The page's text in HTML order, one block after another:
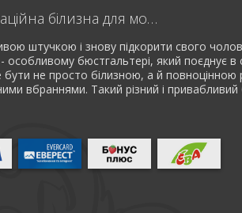
Бралетт – провокаційна білизна для модниць
штучкою і знову підкорити свого
- особливому бюстгальтері, який поєднує в
не просто білизною, а й повноцінною
вбраннями. Такий різний і